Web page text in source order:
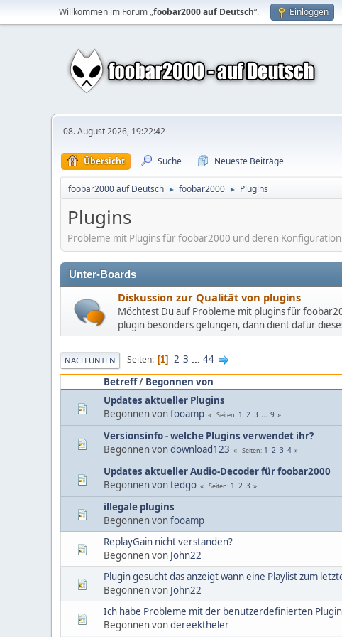
Willkommen im Forum „foobar2000 auf Deutsch“. Einloggen
08. August 2026, 19:22:42
Übersicht Suche Neueste Beiträge
foobar2000 auf Deutsch ► foobar2000 ► Plugins
Plugins
Probleme mit Plugins für foobar2000 und deren
Unter-Boards
Diskussion zur Qualität von plugins
Möchtest Du auf Probleme mit plugins für
plugin besonders gelungen, dann dient dafür
NACH UNTEN Seiten 1 2 3 ... 44
Betreff/ Begonnen von
Updates aktueller Plugins
Begonnen vonfooamp Seiten 1 2 3 ... 9
Versionsinfo - welche Plugins verwendet ihr?
Begonnen vondownload123 Seiten 1 2 3 4
Updates aktueller Audio-Decoder für foobar2000
Begonnen vontedgo Seiten 1 2 3
illegale plugins
Begonnen vonfooamp
ReplayGain nicht verstanden?
Begonnen von John22
Plugin gesucht das anzeigt wann eine Playlist zum
Begonnen von John22
Ich habe Probleme mit der benutzerdefinierten
Begonnen vondereektheler